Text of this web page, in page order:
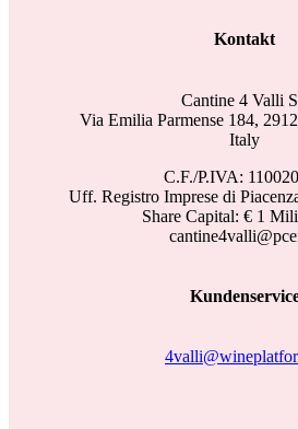
Kontakt
Cantine 4 Valli
Via Emilia Parmense 184,
Italy
C.F./P.IVA:
Uff. Registro Imprese di
Share Capital: € 1